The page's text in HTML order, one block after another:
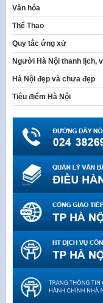
Văn hóa
Thể Thao
Quy tắc ứng xử
Người Hà Nội thanh lịch,
Hà Nội đẹp và chưa đẹp
Tiêu điểm Hà Nội